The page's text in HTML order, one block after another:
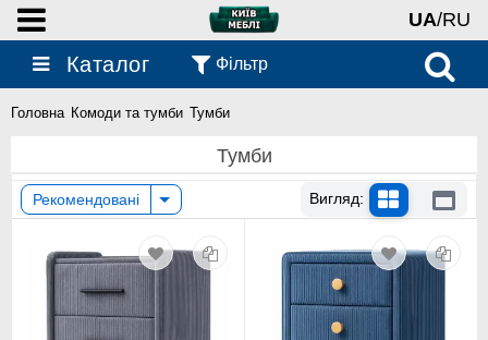
UA/RU
Каталог Фільтр
Головна Комоди та тумби Тумби
Тумби
Рекомендовані Вигляд: